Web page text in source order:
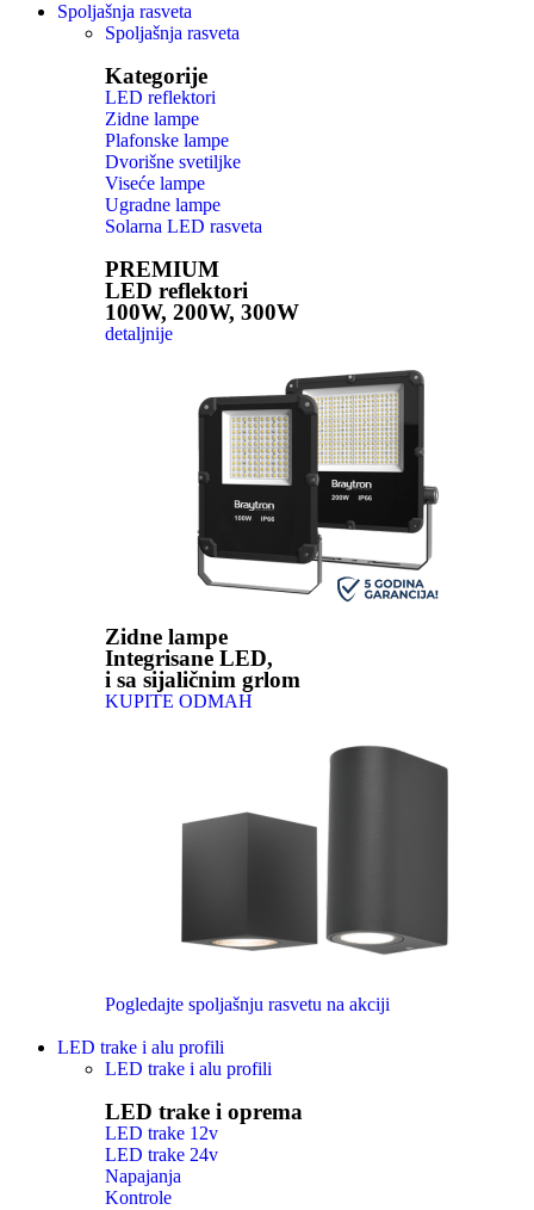
Spoljašnja rasveta
Spoljašnja rasveta
Kategorije
LED reflektori
Zidne lampe
Plafonske lampe
Dvorišne svetiljke
Viseće lampe
Ugradne lampe
Solarna LED rasveta
PREMIUM
LED reflektori
100W, 200W, 300W
detaljnije
Zidne lampe
Integrisane LED,
i sa sijaličnim grlom
KUPITE ODMAH
Pogledajte spoljašnju rasvetu na akciji
LED trake i alu profili
LED trake i alu profili
LED trake i oprema
LED trake 12v
LED trake 24v
Napajanja
Kontrole